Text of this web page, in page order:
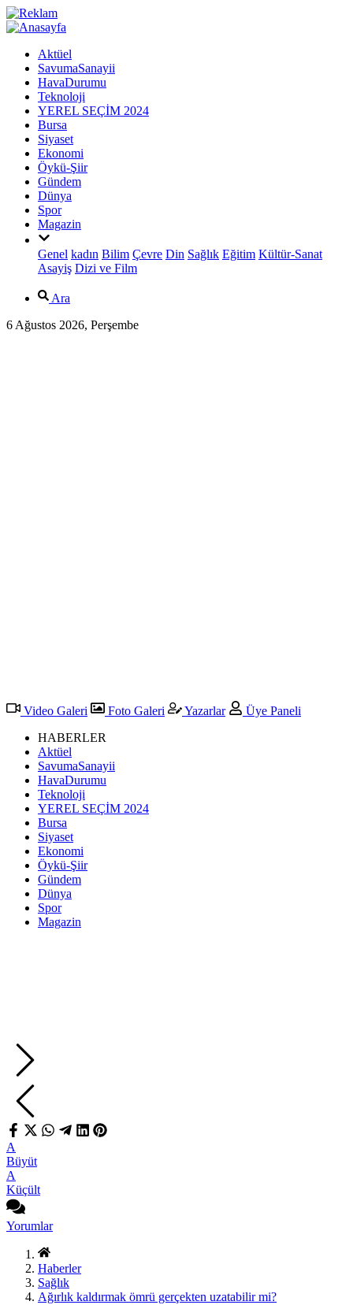
Aktüel
SavumaSanayii
HavaDurumu
Teknoloji
YEREL SEÇİM 2024
Bursa
Siyaset
Ekonomi
Öykü-Şiir
Gündem
Dünya
Spor
Magazin
Genel kadın Bilim Çevre Din Sağlık Eğitim Kültür-Sanat
Asayiş Dizi ve Film
Ara
6 Ağustos 2026, Perşembe
Video Galeri Foto Galeri Yazarlar
Üye Paneli
HABERLER
Aktüel
SavumaSanayii
HavaDurumu
Teknoloji
YEREL SEÇİM 2024
Bursa
Siyaset
Ekonomi
Öykü-Şiir
Gündem
Dünya
Spor
Magazin
A
Büyüt
A
Küçült
Yorumlar
Haberler
Sağlık
Ağırlık kaldırmak ömrü gerçekten uzatabilir mi?